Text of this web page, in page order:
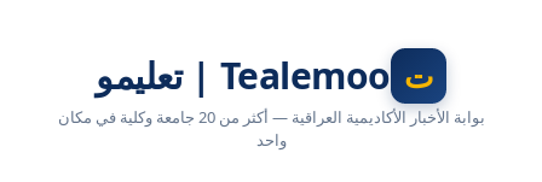
Tealemoo | تعليمو
بوابة الأخبار الأكاديمية العراقية — أكثر من 20 جامعة وكلية في مكان
واحد